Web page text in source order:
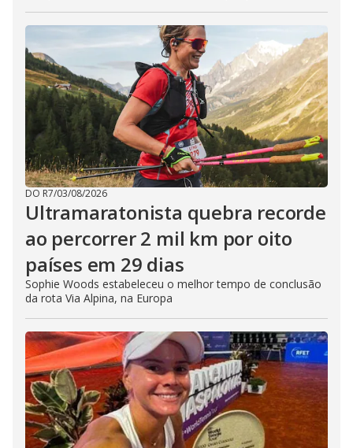
DO R7/03/08/2026
Ultramaratonista quebra recorde
ao percorrer 2 mil km por oito
países em 29 dias
Sophie Woods estabeleceu o melhor tempo de conclusão
da rota Via Alpina, na Europa